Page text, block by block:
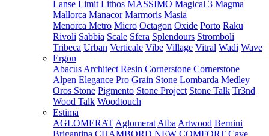
Lanse Limit Lithos MASSIMO Magical 3 Magma
Mallorca Manacor Marmoris Masia
Menorca Metro Micro Octagon Oxide Porto Raku
Rivoli Sabbia Scale Sfera Splendours Stromboli
Tribeca Urban Verticale Vibe Village Vitral Wadi Wave
Ergon
Abacus Architect Resin Cornerstone Cornerstone
Alpen Elegance Pro Grain Stone Lombarda Medley
Oros Stone Pigmento Stone Project Stone Talk Tr3nd
Wood Talk Woodtouch
Estima
AGLOMERAT Aglomerat Alba Artwood Bernini